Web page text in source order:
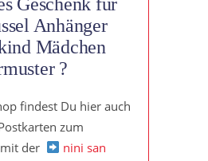
Anhänger
Mädchen
?
findest Du hier auch
zum
der
nini san